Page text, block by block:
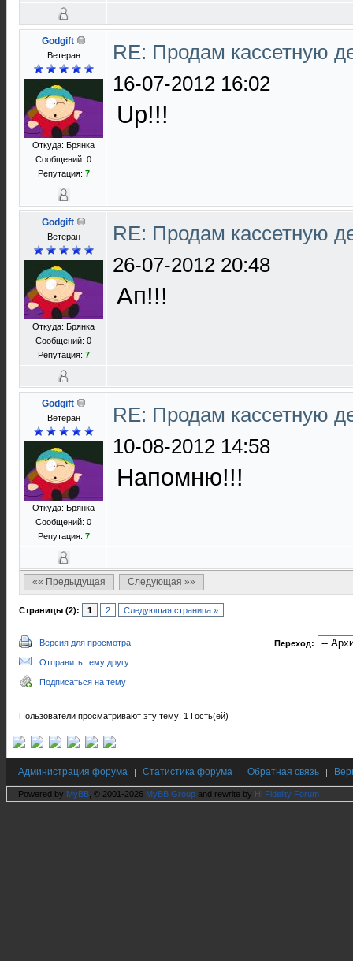
Godgift
Ветеран
Откуда: Брянка
Сообщений: 0
Репутация: 7
RE: Продам кассетную
16-07-2012 16:02
Up!!!
Godgift
Ветеран
Откуда: Брянка
Сообщений: 0
Репутация: 7
RE: Продам кассетную
26-07-2012 20:48
Ап!!!
Godgift
Ветеран
Откуда: Брянка
Сообщений: 0
Репутация: 7
RE: Продам кассетную
10-08-2012 14:58
Напомню!!!
«« Предыдущая Следующая »»
Страницы (2): 1 2 Следующая страница »
Версия для просмотра
Отправить тему другу
Подписаться на тему
Переход:
Пользователи просматривают эту тему: 1 Гость(ей)
Администрация форума | Статистика форума | Обратная связь |
Powered by MyBB , © 2001-2026 MyBB Group and rewrite by Hi Fidelity Forum